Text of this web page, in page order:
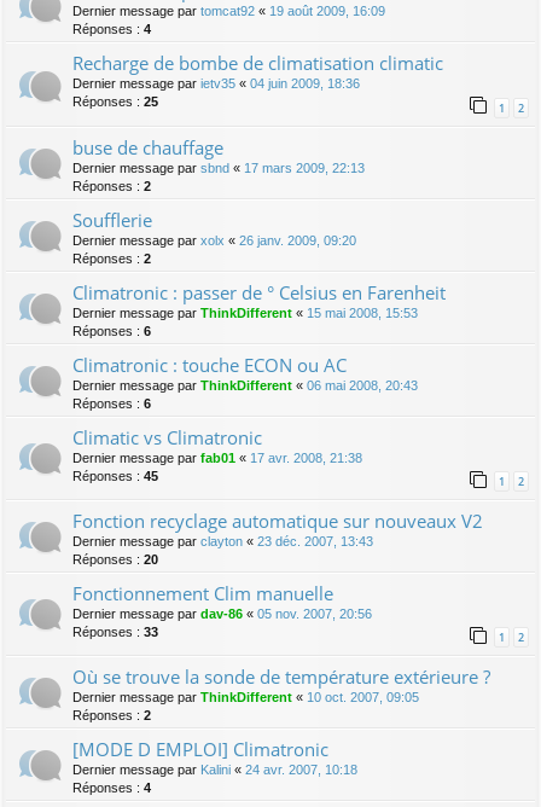
Dernier message par tomcat92 « 19 août 2009, 16:09
Réponses : 4
Recharge de bombe de climatisation climatic
Dernier message par ietv35 « 04 juin 2009, 18:36
Réponses : 25 1 2
buse de chauffage
Dernier message par sbnd « 17 mars 2009, 22:13
Réponses : 2
Soufflerie
Dernier message par xolx « 26 janv. 2009, 09:20
Réponses : 2
Climatronic : passer de ° Celsius en Farenheit
Dernier message par ThinkDifferent « 15 mai 2008, 15:53
Réponses : 6
Climatronic : touche ECON ou AC
Dernier message par ThinkDifferent « 06 mai 2008, 20:43
Réponses : 6
Climatic vs Climatronic
Dernier message par fab01 « 17 avr. 2008, 21:38
Réponses : 45 1 2
Fonction recyclage automatique sur nouveaux V2
Dernier message par clayton « 23 déc. 2007, 13:43
Réponses : 20
Fonctionnement Clim manuelle
Dernier message par dav-86 « 05 nov. 2007, 20:56
Réponses : 33 1 2
Où se trouve la sonde de température extérieure ?
Dernier message par ThinkDifferent « 10 oct. 2007, 09:05
Réponses : 2
[MODE D EMPLOI] Climatronic
Dernier message par Kalini « 24 avr. 2007, 10:18
Réponses : 4